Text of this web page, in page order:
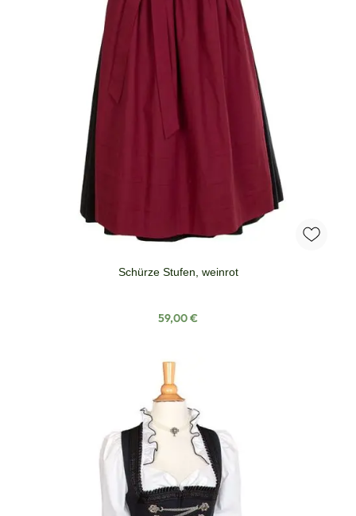
Schürze Stufen, weinrot
Regulärer Preis:
59,00 €